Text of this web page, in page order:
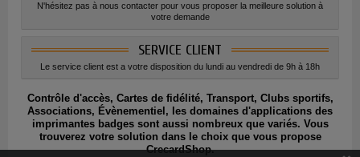
N'hésitez pas à nous contacter pour vous proposer la meilleure solution à
votre demande
SERVICE CLIENT
Le service client est a votre disposition du lundi au vendredi de 9h à 18h
Contrôle d'accès, Cartes de fidélité, Transport, Clubs sportifs,
Associations, Évènementiel, les domaines d'applications des
imprimantes badges sont aussi nombreux que variés. Vous
trouverez votre solution dans le choix que vous propose
CrecardShop.